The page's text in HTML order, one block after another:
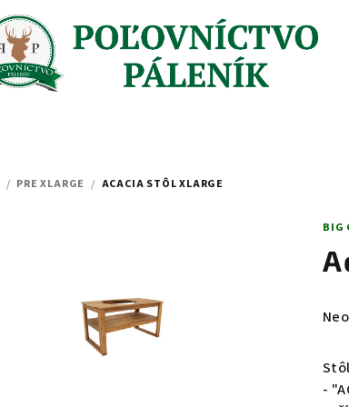
/ PRE XLARGE / ACACIA STÔL XLARGE
BIG
je
-